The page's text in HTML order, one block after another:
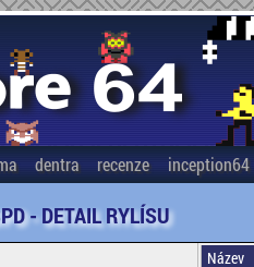
dentra recenze inception64
- DETAIL RYLÍSU
Název